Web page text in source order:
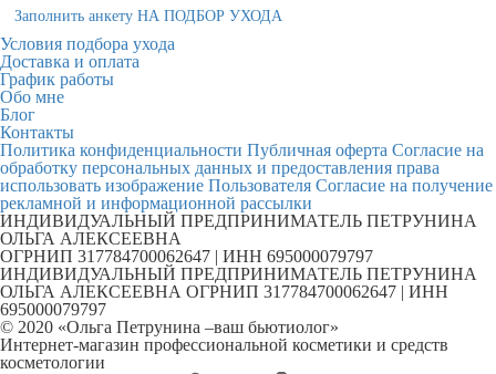
Заполнить анкету НА ПОДБОР УХОДА
Условия подбора ухода
Доставка и оплата
График работы
Обо мне
Блог
Контакты
Политика конфиденциальности Публичная оферта Согласие на
обработку персональных данных и предоставления права
использовать изображение Пользователя Согласие на получение
рекламной и информационной рассылки
ИНДИВИДУАЛЬНЫЙ ПРЕДПРИНИМАТЕЛЬ ПЕТРУНИНА
ОЛЬГА АЛЕКСЕЕВНА
ОГРНИП 317784700062647 | ИНН 695000079797
ИНДИВИДУАЛЬНЫЙ ПРЕДПРИНИМАТЕЛЬ ПЕТРУНИНА
ОЛЬГА АЛЕКСЕЕВНА ОГРНИП 317784700062647 | ИНН
695000079797
© 2020 «Ольга Петрунина –ваш бьютиолог»
Интернет-магазин профессиональной косметики и средств
косметологии